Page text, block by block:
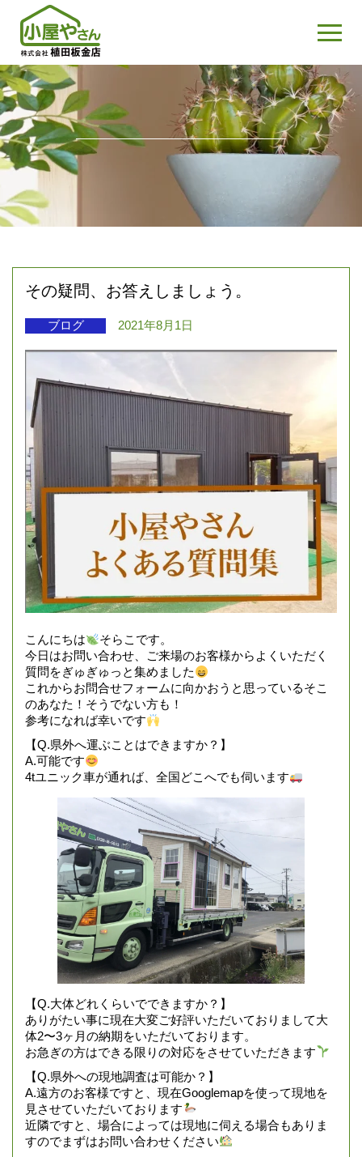
その疑問、お答えしましょう。
ブログ 2021年8月1日
こんにちは
そらこです。
今日はお問い合わせ、ご来場のお客様からよくいただく
質問をぎゅぎゅっと集めました
これからお問合せフォームに向かおうと思っているそこ
のあなた！そうでない方も！
参考になれば幸いです
【Q.県外へ運ぶことはできますか？】
A.可能です
4tユニック車が通れば、全国どこへでも伺います
【Q.大体どれくらいでできますか？】
ありがたい事に現在大変ご好評いただいておりまして大
体2〜3ヶ月の納期をいただいております。
お急ぎの方はできる限りの対応をさせていただきます
【Q.県外への現地調査は可能か？】
A.遠方のお客様ですと、現在Googlemapを使って現地を
見させていただいております
近隣ですと、場合によっては現地に伺える場合もありま
すのでまずはお問い合わせください